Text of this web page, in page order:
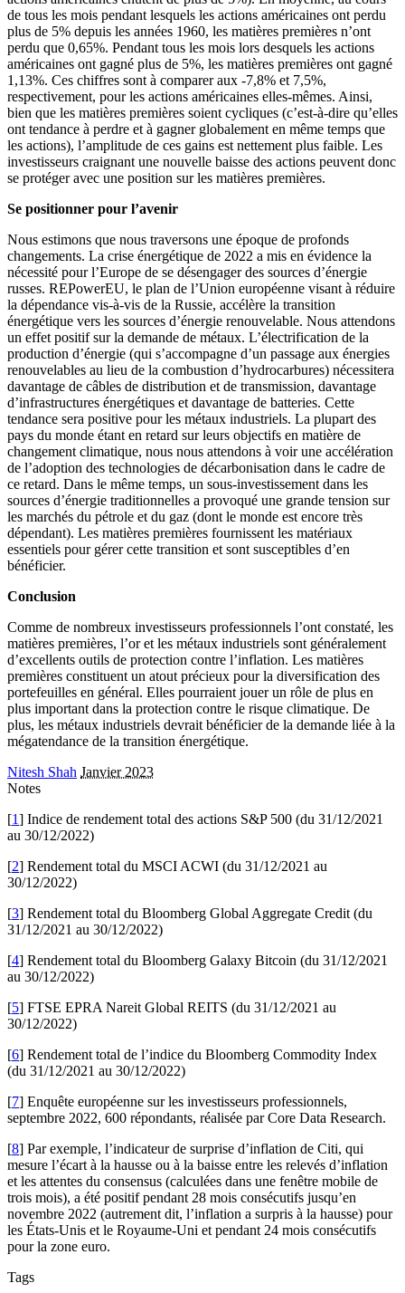
de tous les mois pendant lesquels les actions américaines ont perdu
plus de 5% depuis les années 1960, les matières premières n’ont
perdu que 0,65%. Pendant tous les mois lors desquels les actions
américaines ont gagné plus de 5%, les matières premières ont gagné
1,13%. Ces chiffres sont à comparer aux -7,8% et 7,5%,
respectivement, pour les actions américaines elles-mêmes. Ainsi,
bien que les matières premières soient cycliques (c’est-à-dire qu’elles
ont tendance à perdre et à gagner globalement en même temps que
les actions), l’amplitude de ces gains est nettement plus faible. Les
investisseurs craignant une nouvelle baisse des actions peuvent donc
se protéger avec une position sur les matières premières.
Se positionner pour l’avenir
Nous estimons que nous traversons une époque de profonds
changements. La crise énergétique de 2022 a mis en évidence la
nécessité pour l’Europe de se désengager des sources d’énergie
russes. REPowerEU, le plan de l’Union européenne visant à réduire
la dépendance vis-à-vis de la Russie, accélère la transition
énergétique vers les sources d’énergie renouvelable. Nous attendons
un effet positif sur la demande de métaux. L’électrification de la
production d’énergie (qui s’accompagne d’un passage aux énergies
renouvelables au lieu de la combustion d’hydrocarbures) nécessitera
davantage de câbles de distribution et de transmission, davantage
d’infrastructures énergétiques et davantage de batteries. Cette
tendance sera positive pour les métaux industriels. La plupart des
pays du monde étant en retard sur leurs objectifs en matière de
changement climatique, nous nous attendons à voir une accélération
de l’adoption des technologies de décarbonisation dans le cadre de
ce retard. Dans le même temps, un sous-investissement dans les
sources d’énergie traditionnelles a provoqué une grande tension sur
les marchés du pétrole et du gaz (dont le monde est encore très
dépendant). Les matières premières fournissent les matériaux
essentiels pour gérer cette transition et sont susceptibles d’en
bénéficier.
Conclusion
Comme de nombreux investisseurs professionnels l’ont constaté, les
matières premières, l’or et les métaux industriels sont généralement
d’excellents outils de protection contre l’inflation. Les matières
premières constituent un atout précieux pour la diversification des
portefeuilles en général. Elles pourraient jouer un rôle de plus en
plus important dans la protection contre le risque climatique. De
plus, les métaux industriels devrait bénéficier de la demande liée à la
mégatendance de la transition énergétique.
Nitesh Shah Janvier 2023
Notes
[1] Indice de rendement total des actions S&P 500 (du 31/12/2021
au 30/12/2022)
[2] Rendement total du MSCI ACWI (du 31/12/2021 au
30/12/2022)
[3] Rendement total du Bloomberg Global Aggregate Credit (du
31/12/2021 au 30/12/2022)
[4] Rendement total du Bloomberg Galaxy Bitcoin (du 31/12/2021
au 30/12/2022)
[5] FTSE EPRA Nareit Global REITS (du 31/12/2021 au
30/12/2022)
[6] Rendement total de l’indice du Bloomberg Commodity Index
(du 31/12/2021 au 30/12/2022)
[7] Enquête européenne sur les investisseurs professionnels,
septembre 2022, 600 répondants, réalisée par Core Data Research.
[8] Par exemple, l’indicateur de surprise d’inflation de Citi, qui
mesure l’écart à la hausse ou à la baisse entre les relevés d’inflation
et les attentes du consensus (calculées dans une fenêtre mobile de
trois mois), a été positif pendant 28 mois consécutifs jusqu’en
novembre 2022 (autrement dit, l’inflation a surpris à la hausse) pour
les États-Unis et le Royaume-Uni et pendant 24 mois consécutifs
pour la zone euro.
Tags